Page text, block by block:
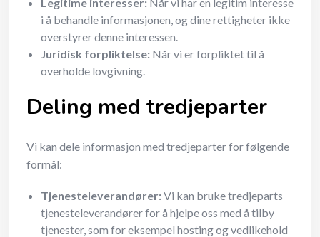
i å behandle informasjonen, og dine rettigheter ikke
overstyrer denne interessen.
Juridisk forpliktelse: Når vi er forpliktet til å
overholde lovgivning.
Deling med tredjeparter
Vi kan dele informasjon med tredjeparter for følgende
formål:
Tjenesteleverandører:Vi kan bruke tredjeparts
tjenesteleverandører for å hjelpe oss med å tilby
tjenester, som for eksempel hosting og vedlikehold